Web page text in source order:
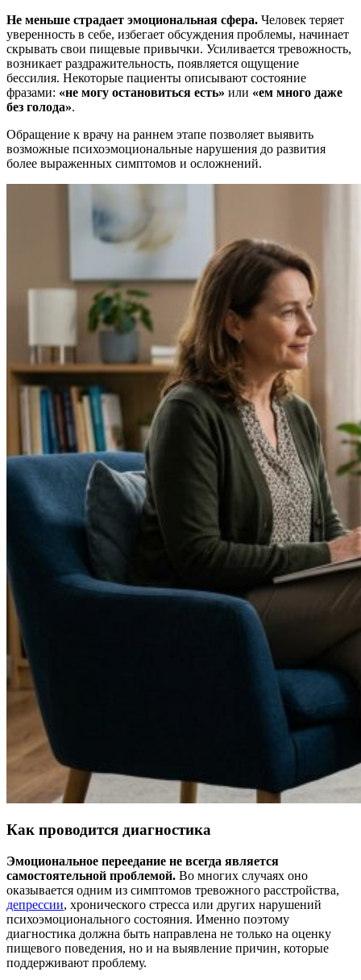
Не меньше страдает эмоциональная сфера. Человек теряет
уверенность в себе, избегает обсуждения проблемы, начинает
скрывать свои пищевые привычки. Усиливается тревожность,
возникает раздражительность, появляется ощущение
бессилия. Некоторые пациенты описывают состояние
фразами: «не могу остановиться есть» или «ем много даже
без голода».
Обращение к врачу на раннем этапе позволяет выявить
возможные психоэмоциональные нарушения до развития
более выраженных симптомов и осложнений.
Как проводится диагностика
Эмоциональное переедание не всегда является
самостоятельной проблемой. Во многих случаях оно
оказывается одним из симптомов тревожного расстройства,
депрессии, хронического стресса или других нарушений
психоэмоционального состояния. Именно поэтому
диагностика должна быть направлена не только на оценку
пищевого поведения, но и на выявление причин, которые
поддерживают проблему.